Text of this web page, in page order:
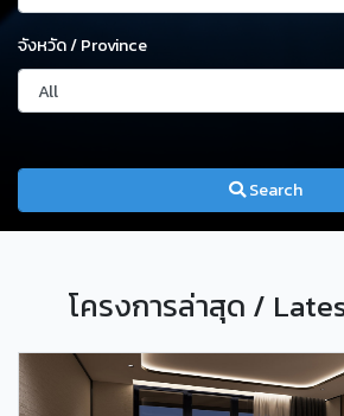
จังหวัด / Province
Search
โครงการล่าสุด /